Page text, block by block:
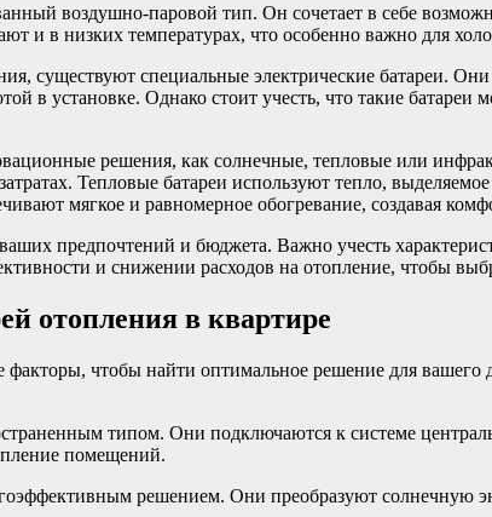
воздушно-паровой тип. Он сочетает в себе
и в низких температурах, что особенно важно для
существуют специальные электрические батареи.
в установке. Однако стоит учесть, что такие батареи
решения, как солнечные, тепловые или
Тепловые батареи используют тепло,
мягкое и равномерное обогревание, создавая
предпочтений и бюджета. Важно учесть
и снижении расходов на отопление, чтобы
отопления в квартире
чтобы найти оптимальное решение для
типом. Они подключаются к системе
помещений.
решением. Они преобразуют солнечную